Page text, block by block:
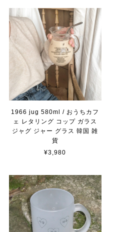
1966 jug 580ml / おうちカフ
ェ レタリング コップ ガラス
ジャグ ジャー グラス 韓国 雑
貨
¥3,980